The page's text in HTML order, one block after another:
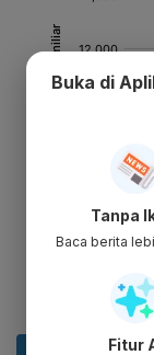
Buka di
Tanpa
Baca berita
Fitur